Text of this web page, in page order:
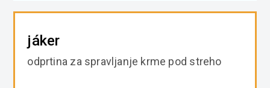
jáker
odprtina za spravljanje krme pod streho